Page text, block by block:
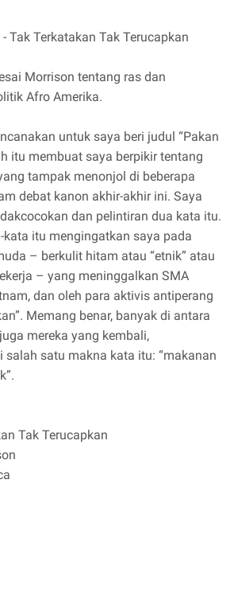
Tak Terkatakan Tak Terucapkan
Morrison tentang ras dan
Afro Amerika.
untuk saya beri judul “Pakan
itu membuat saya berpikir tentang
tampak menonjol di beberapa
debat kanon akhir-akhir ini. Saya
dan pelintiran dua kata itu.
kata itu mengingatkan saya pada
– berkulit hitam atau “etnik” atau
– yang meninggalkan SMA
dan oleh para aktivis antiperang
Memang benar, banyak di antara
mereka yang kembali,
salah satu makna kata itu: “makanan
Tak Terucapkan